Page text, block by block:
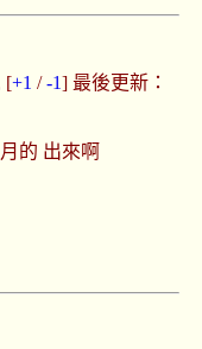
[+1 /-1] 最後更新：
的 出來啊